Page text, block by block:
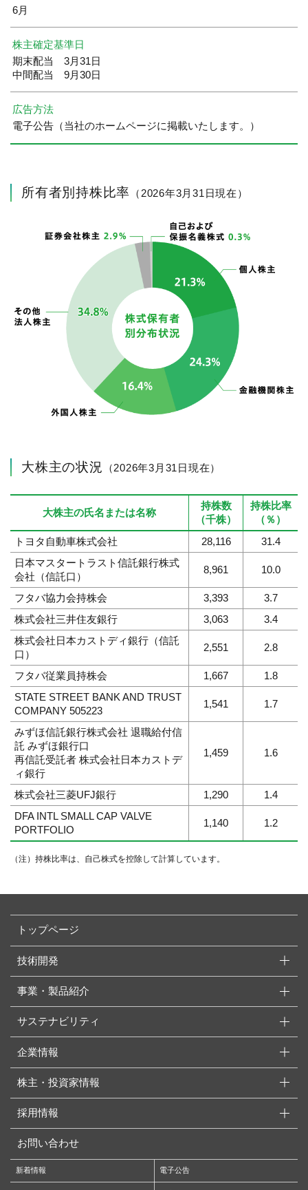
6月
株主確定基準日
期末配当 3月31日
中間配当 9月30日
広告方法
電子公告（当社のホームページに掲載いたします。）
所有者別持株比率 （2026年3月31日現在）
大株主の状況 （2026年3月31日現在）
大株主の氏名または名称
持株数
（千株）
持株比率
（％）
トヨタ自動車株式会社
28,116
31.4
日本マスタートラスト信託銀行株式
会社（信託口）
8,961 10.0
フタバ協力会持株会 3,393
3.7
株式会社三井住友銀行
3,063
3.4
株式会社日本カストディ銀行（信託
口）
2,551 2.8
フタバ従業員持株会 1,667
1.8
STATE STREET BANK AND TRUST
COMPANY 505223
1,541 1.7
みずほ信託銀行株式会社 退職給付信
託 みずほ銀行口
再信託受託者 株式会社日本カストデ
ィ銀行
1,459 1.6
株式会社三菱UFJ銀行 1,290
1.4
DFA INTL SMALL CAP VALVE
PORTFOLIO
1,140 1.2
（注）持株比率は、自己株式を控除して計算しています。
トップページ
技術開発
事業・製品紹介
サステナビリティ
企業情報
株主・投資家情報
採用情報
新着情報 電子公告
お問い合わせ